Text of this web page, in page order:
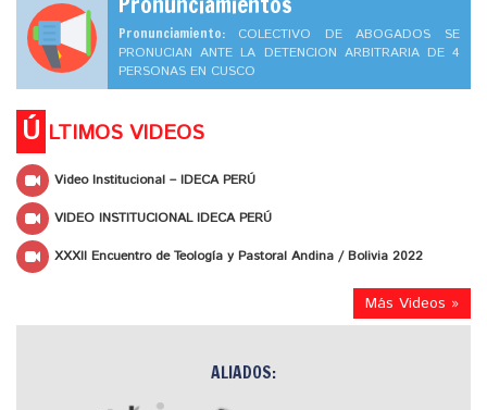
Pronunciamiento: COLECTIVO DE ABOGADOS SE
PRONUCIAN ANTE LA DETENCION ARBITRARIA DE 4
PERSONAS EN CUSCO
Ú LTIMOS VIDEOS
Video Institucional – IDECA PERÚ
VIDEO INSTITUCIONAL IDECA PERÚ
XXXII Encuentro de Teología y Pastoral Andina / Bolivia 2022
Más Videos »
ALIADOS: